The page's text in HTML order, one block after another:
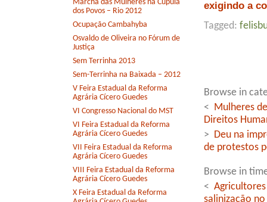
Marcha das Mulheres na Cúpula
dos Povos – Rio 2012
Ocupação Cambahyba
Osvaldo de Oliveira no Fórum de
Justiça
Sem Terrinha 2013
Sem-Terrinha na Baixada – 2012
V Feira Estadual da Reforma
Agrária Cícero Guedes
VI Congresso Nacional do MST
VI Feira Estadual da Reforma
Agrária Cícero Guedes
VII Feira Estadual da Reforma
Agrária Cícero Guedes
VIII Feira Estadual da Reforma
Agrária Cícero Guedes
X Feira Estadual da Reforma
exigindo a
Tagged:
Browse in
<
Mulheres
Direitos
>
Deu na
de protestos
Browse in
<
salinização no